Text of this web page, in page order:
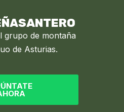
grupo de montaña
de Asturias.